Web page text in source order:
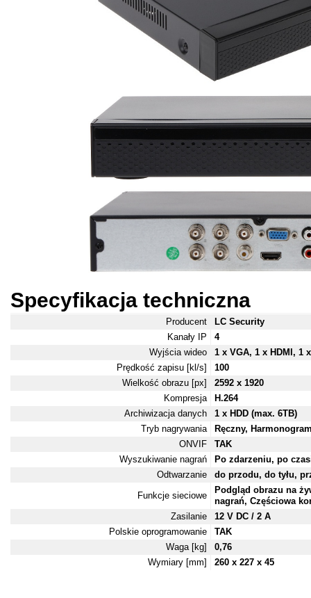
Specyfikacja techniczna
Producent
LC Security
Kanały IP
4
Wyjścia wideo
1 x VGA, 1 x HDMI, 1
Prędkość zapisu [kl/s]
100
Wielkość obrazu [px]
2592 x 1920
Kompresja
H.264
Archiwizacja danych
1 x HDD (max. 6TB)
Tryb nagrywania
Ręczny,
ONVIF
TAK
Wyszukiwanie nagrań
Po zdarzeniu, po
Odtwarzanie
do przodu, do tyłu,
Funkcje sieciowe
Podgląd obrazu na
nagrań, Częściowa
Zasilanie
12 V DC / 2 A
Polskie oprogramowanie
TAK
Waga [kg]
0,76
Wymiary [mm]
260 x 227 x 45